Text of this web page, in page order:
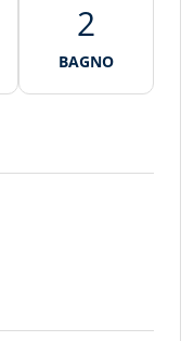
2
BAGNO